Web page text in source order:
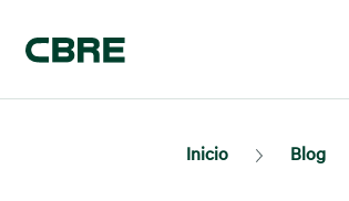
Inicio Blog